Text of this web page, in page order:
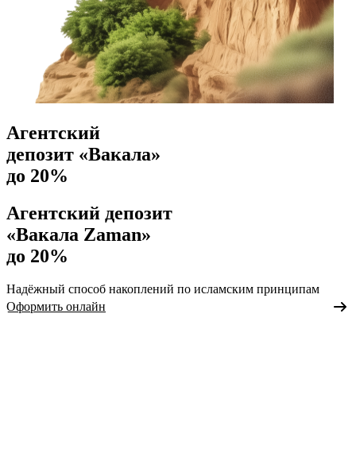
Агентский
депозит «Вакала»
до 20%
Агентский депозит
«Вакала Zaman»
до 20%
Надёжный способ накоплений по исламским принципам
Оформить онлайн